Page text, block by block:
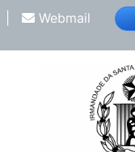
Webmail